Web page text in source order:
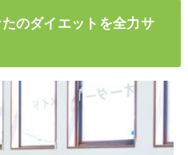
のダイエットを全力サ